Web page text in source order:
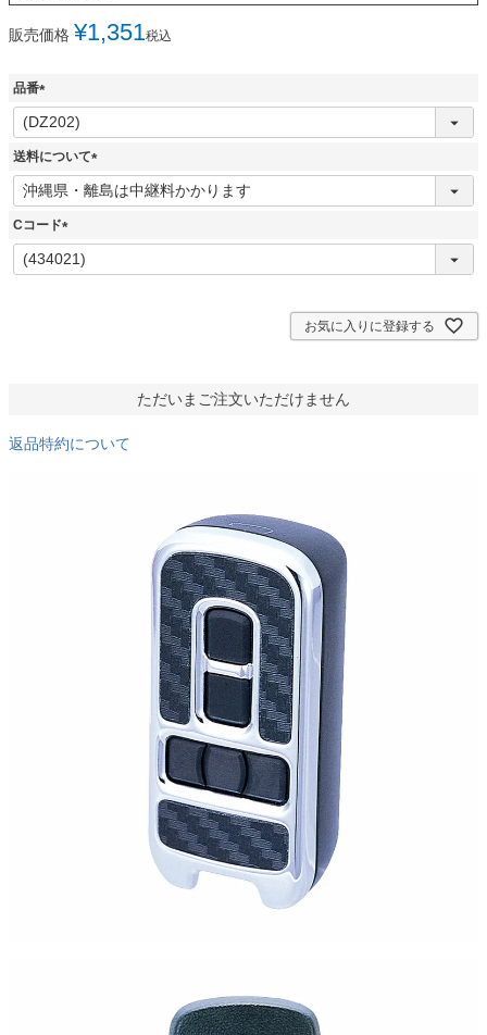
販売価格 ¥1,351税込
品番
(
必
須
送料について
(
必
Cコード
(
必
お気に入りに登録する
ただいまご注文いただけません
返品特約について